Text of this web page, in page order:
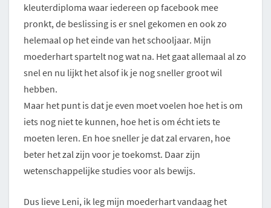
kleuterdiploma waar iedereen op facebook mee
pronkt, de beslissing is er snel gekomen en ook zo
helemaal op het einde van het schooljaar. Mijn
moederhart spartelt nog wat na. Het gaat allemaal al zo
snel en nu lijkt het alsof ik je nog sneller groot wil
hebben.
Maar het punt is dat je even moet voelen hoe het is om
iets nog niet te kunnen, hoe het is om écht iets te
moeten leren. En hoe sneller je dat zal ervaren, hoe
beter het zal zijn voor je toekomst. Daar zijn
wetenschappelijke studies voor als bewijs.
Dus lieve Leni, ik leg mijn moederhart vandaag het